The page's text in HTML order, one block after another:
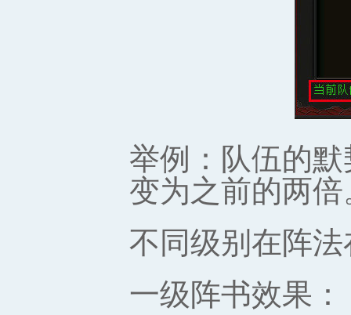
举例：队伍的
变为之前的两倍
不同级别在阵
一级阵书效果：